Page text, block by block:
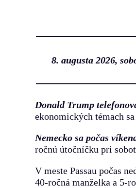
8. augusta 2026,
Donald Trump
ekonomických témach
Nemecko sa počas
ročnú útočníčku pri
V meste Passau počas
40-ročná manželka a 5-